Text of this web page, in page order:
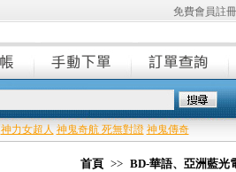
免費會員註冊
神力女超人 神鬼奇航 死無對證 神鬼傳奇
首頁 >> BD-華語、亞洲藍光